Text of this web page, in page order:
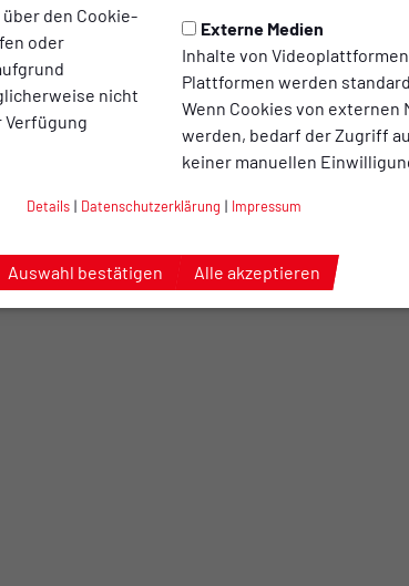
den Cookie-
oder
nicht
Verfügung
Externe Medien
Inhalte von
Plattformen werden
Wenn Cookies von externen
werden, bedarf der Zugriff
keiner manuellen
Details | Datenschutzerklärung | Impressum
Auswahl bestätigen Alle akzeptieren
runterladen, ausfüllen und zurückschicken.
Mitglied werden!